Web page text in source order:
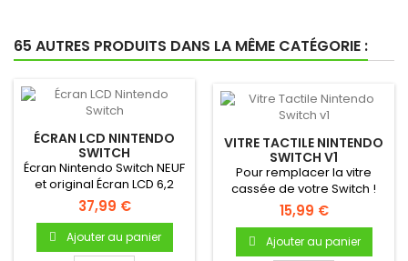
65 AUTRES PRODUITS DANS LA MÊME CATÉGORIE :
ÉCRAN LCD NINTENDO
SWITCH
Écran Nintendo Switch NEUF
et original Écran LCD 6,2
pouces Neuf &...
37,99 €
Ajouter au panier
VITRE TACTILE NINTENDO
SWITCH V1
Pour remplacer la vitre
cassée de votre Switch !
Tactile de remplacement
NEUF...
15,99 €
Ajouter au panier